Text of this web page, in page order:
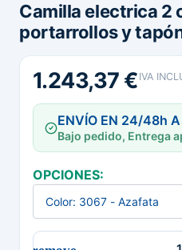
Camilla electrica 2
portarrollos y
1.243,37 € IVA
ENVÍO EN 24/48h A
Bajo pedido, Entrega
OPCIONES: